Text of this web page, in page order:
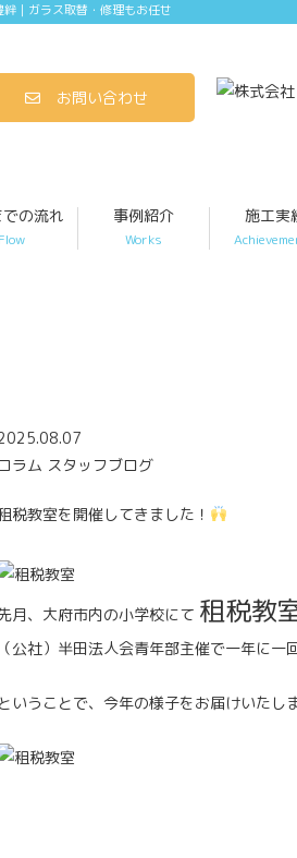
｜ガラス取替・修理もお任せ
お問い合わせ
の流れ
Flow
事例紹介
Works
施工実
コラム スタッフブログ
税教室を開催してきました！
月、大府市内の小学校にて 租税教
（公社）半田法人会青年部主催で一年に一
ということで、今年の様子をお届けいたしま